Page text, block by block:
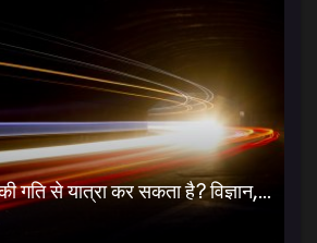
गति से यात्रा कर सकता है? विज्ञान,...